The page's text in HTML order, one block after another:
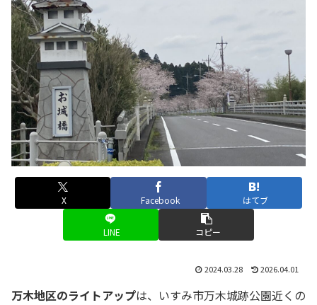
X Facebook はてブ
LINE コピー
2024.03.28 2026.04.01
万木地区のライトアップは、いすみ市万木城跡公園近くの